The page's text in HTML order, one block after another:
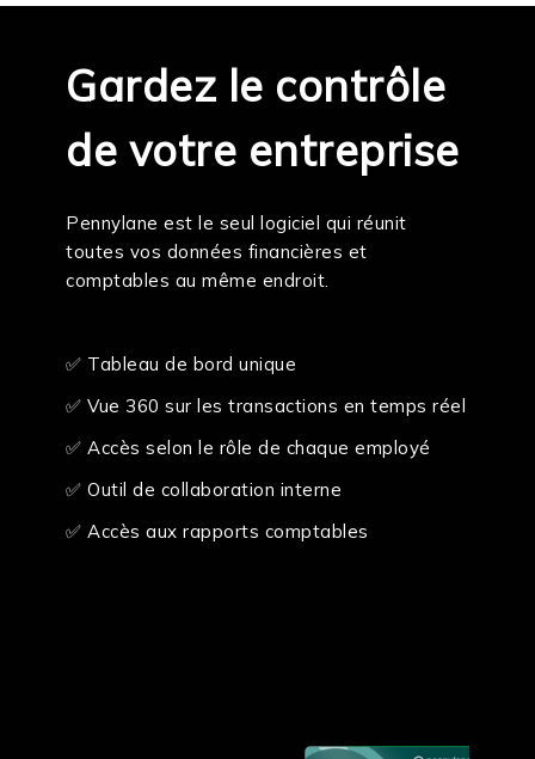
Gardez le contrôle
de votre entreprise
Pennylane est le seul logiciel qui réunit
toutes vos données financières et
comptables au même endroit.
✅ Tableau de bord unique
✅ Vue 360 sur les transactions en temps réel
✅ Accès selon le rôle de chaque employé
✅ Outil de collaboration interne
✅ Accès aux rapports comptables